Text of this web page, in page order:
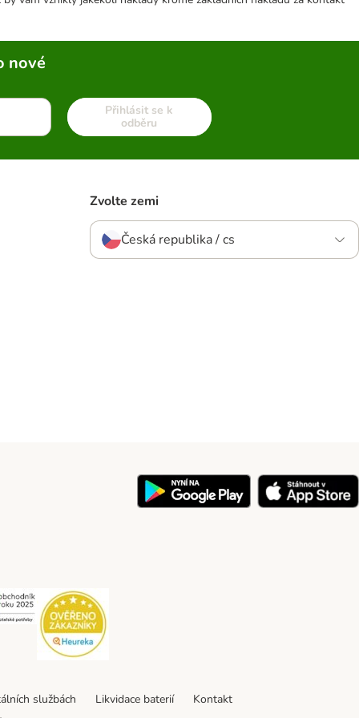
nové
Přihlásit se k
odběru
Zvolte zemi
Česká republika / cs
Security
službách Likvidace baterií
Kontakt